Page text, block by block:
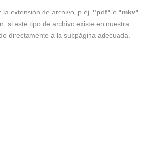
la extensión de archivo, p.ej. "pdf" o "mkv"
si este tipo de archivo existe en nuestra
directamente a la subpágina adecuada.